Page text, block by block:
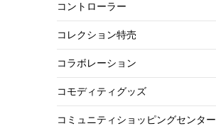
コントローラー
コレクション特売
コラボレーション
コモディティグッズ
コミュニティショッピングセンター